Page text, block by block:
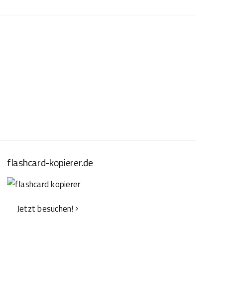
flashcard-kopierer.de
Jetzt besuchen!